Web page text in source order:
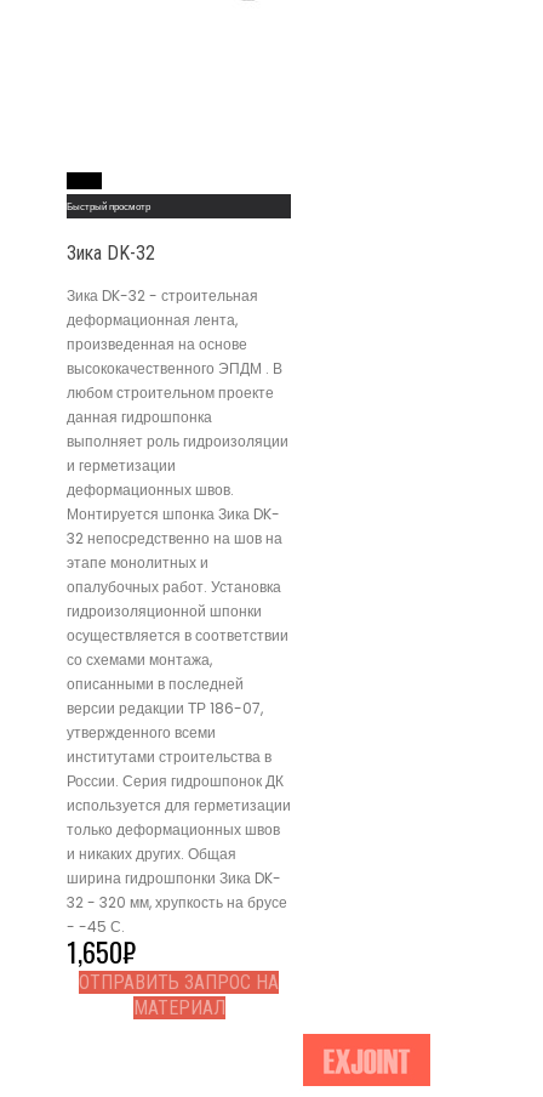
Быстрый просмотр
Зика DK-32
Зика DK-32 - строительная
деформационная лента,
произведенная на основе
высококачественного ЭПДМ . В
любом строительном проекте
данная гидрошпонка
выполняет роль гидроизоляции
и герметизации
деформационных швов.
Монтируется шпонка Зика DK-
32 непосредственно на шов на
этапе монолитных и
опалубочных работ. Установка
гидроизоляционной шпонки
осуществляется в соответствии
со схемами монтажа,
описанными в последней
версии редакции ТР 186-07,
утвержденного всеми
институтами строительства в
России. Серия гидрошпонок ДК
используется для герметизации
только деформационных швов
и никаких других. Общая
ширина гидрошпонки Зика DK-
32 - 320 мм, хрупкость на брусе
- -45 С.
1,650₽
ОТПРАВИТЬ ЗАПРОС НА
МАТЕРИАЛ